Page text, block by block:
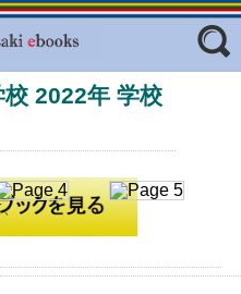
フリーワード
ジャンル
2022年 学校
、
ャ